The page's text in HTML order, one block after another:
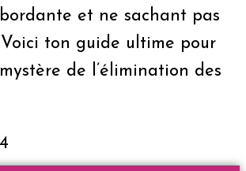
et ne sachant pas
ton guide ultime pour
de l’élimination des